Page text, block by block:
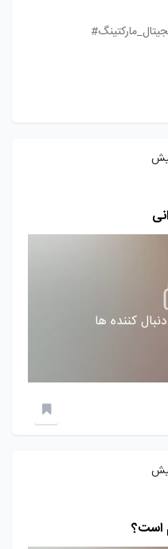
کننده ها
است؟